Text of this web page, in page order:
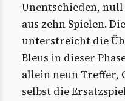
Unentschieden,
aus zehn Spielen.
unterstreicht die
Bleus in dieser
allein neun Treffer,
selbst die